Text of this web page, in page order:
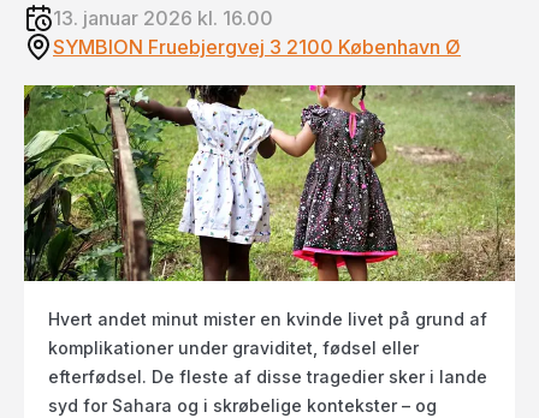
13. januar 2026 kl. 16.00
SYMBION Fruebjergvej 3 2100 København Ø
Hvert andet minut mister en kvinde livet på grund af
komplikationer under graviditet, fødsel eller
efterfødsel. De fleste af disse tragedier sker i lande
syd for Sahara og i skrøbelige kontekster – og